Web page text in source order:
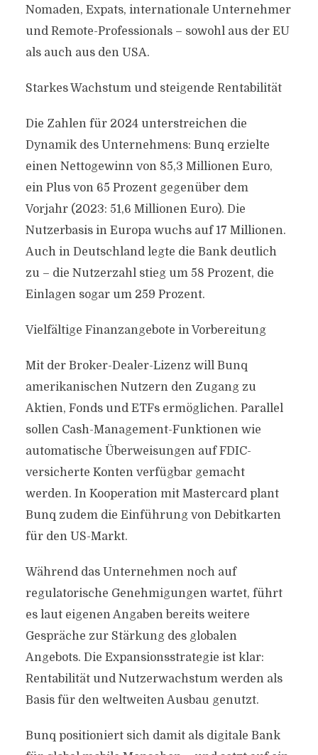
Nomaden, Expats, internationale Unternehmer
und Remote-Professionals – sowohl aus der EU
als auch aus den USA.
Starkes Wachstum und steigende Rentabilität
Die Zahlen für 2024 unterstreichen die
Dynamik des Unternehmens: Bunq erzielte
einen Nettogewinn von 85,3 Millionen Euro,
ein Plus von 65 Prozent gegenüber dem
Vorjahr (2023: 51,6 Millionen Euro). Die
Nutzerbasis in Europa wuchs auf 17 Millionen.
Auch in Deutschland legte die Bank deutlich
zu – die Nutzerzahl stieg um 58 Prozent, die
Einlagen sogar um 259 Prozent.
Vielfältige Finanzangebote in Vorbereitung
Mit der Broker-Dealer-Lizenz will Bunq
amerikanischen Nutzern den Zugang zu
Aktien, Fonds und ETFs ermöglichen. Parallel
sollen Cash-Management-Funktionen wie
automatische Überweisungen auf FDIC-
versicherte Konten verfügbar gemacht
werden. In Kooperation mit Mastercard plant
Bunq zudem die Einführung von Debitkarten
für den US-Markt.
Während das Unternehmen noch auf
regulatorische Genehmigungen wartet, führt
es laut eigenen Angaben bereits weitere
Gespräche zur Stärkung des globalen
Angebots. Die Expansionsstrategie ist klar:
Rentabilität und Nutzerwachstum werden als
Basis für den weltweiten Ausbau genutzt.
Bunq positioniert sich damit als digitale Bank